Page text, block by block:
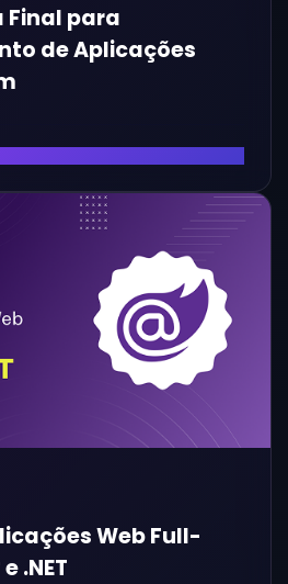
Final para
de Aplicações
Web Full-
.NET